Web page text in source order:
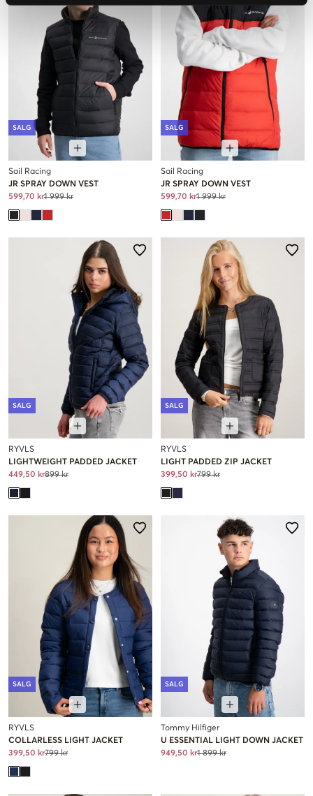
SALG
Sail Racing
JR SPRAY DOWN VEST
599,70 kr1 999 kr
SALG
Sail Racing
JR SPRAY DOWN VEST
599,70 kr1 999 kr
SALG
RYVLS
LIGHTWEIGHT PADDED JACKET
449,50 kr899 kr
SALG
RYVLS
LIGHT PADDED ZIP JACKET
399,50 kr799 kr
SALG
RYVLS
COLLARLESS LIGHT JACKET
399,50 kr799 kr
SALG
Tommy Hilfiger
U ESSENTIAL LIGHT DOWN JACKET
949,50 kr1 899 kr